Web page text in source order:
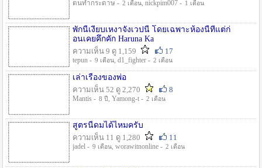
ตนทำกระดาษ - 2 เดือน, nickpim007 - 1 เดือน
พักนี้เงียบเหงาจังเวปนี้ โดยเฉพาะห้องนี้ที่แต่ก่
อนเคยคึกคัก Haruna Ka
ความเห็น 9 ดู 1,159
17
tepun - 9 เดือน, d1_fighter - 2 เดือน
เล่าเรื่องของพ่อ
ความเห็น 52 ดู 2,270
8
Mantis - 8 ปี , Yamong-t - 2 เดือน
สูตรนี้ดมได้ไหมครับ
ความเห็น 11 ดู 1,280
11
jadel - 9 เดือน, worawitnonline - 2 เดือน